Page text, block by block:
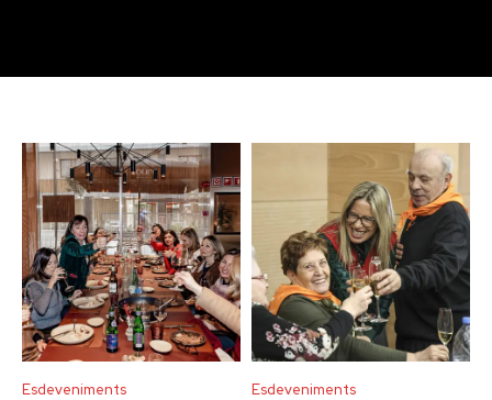
Esdeveniments Esdeveniments